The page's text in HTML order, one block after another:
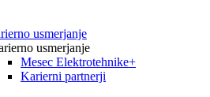
usmerjanje
usmerjanje
Mesec Elektrotehnike+
Karierni partnerji